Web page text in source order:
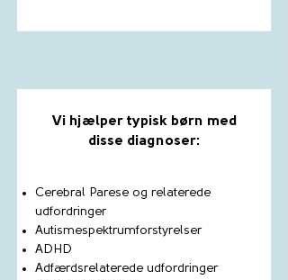
Vi hjælper typisk børn med
disse diagnoser:
Cerebral Parese og relaterede
udfordringer
Autismespektrumforstyrelser
ADHD
Adfærdsrelaterede udfordringer